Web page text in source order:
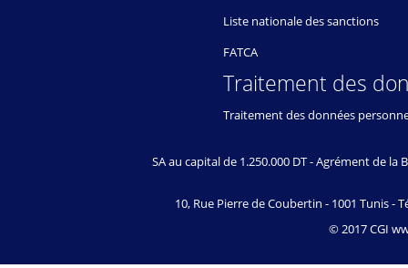
Liste nationale des sanctions
FATCA
Traitement des
Traitement des données
SA au capital de 1.250.000 DT - Agrément de la
10, Rue Pierre de Coubertin - 1001 Tunis -
© 2017 CGI